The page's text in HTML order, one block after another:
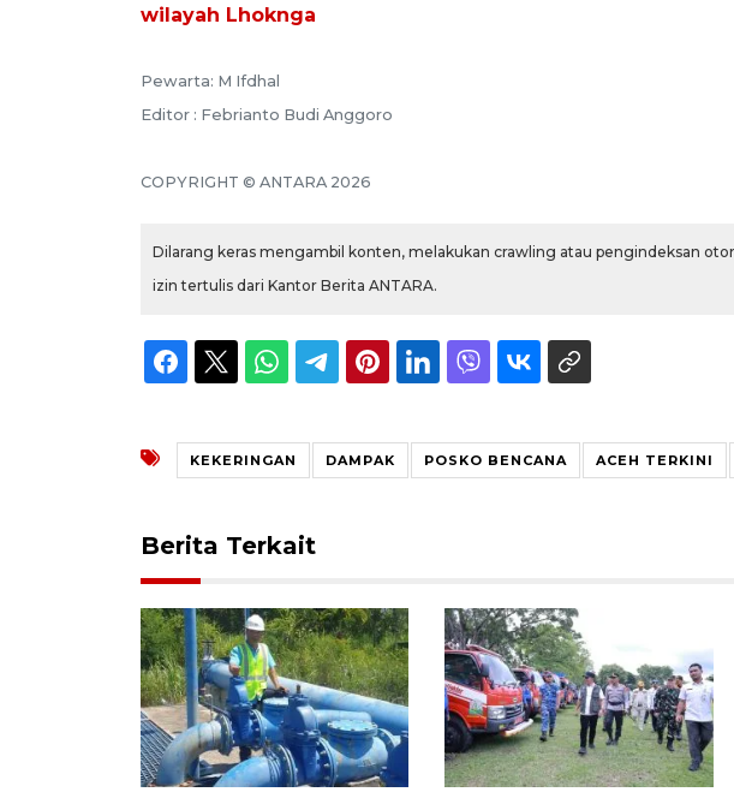
wilayah Lhoknga
Pewarta: M Ifdhal
Editor : Febrianto Budi Anggoro
COPYRIGHT © ANTARA 2026
Dilarang keras mengambil konten, melakukan crawling atau pengindeksan
izin tertulis dari Kantor Berita ANTARA.
KEKERINGAN DAMPAK POSKO BENCANA ACEH TERKINI
Berita Terkait